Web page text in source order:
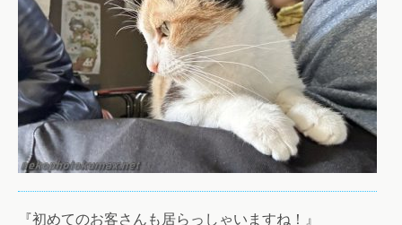
『初めてのお客さんも居らっしゃいますね！』